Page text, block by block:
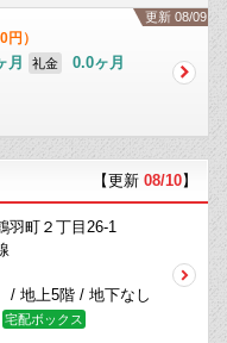
更新 08/09
円）
月 礼金
0.0ヶ月
【更新 08/10】
羽町２丁目26-1
/ 地上5階 / 地下なし
宅配ボックス